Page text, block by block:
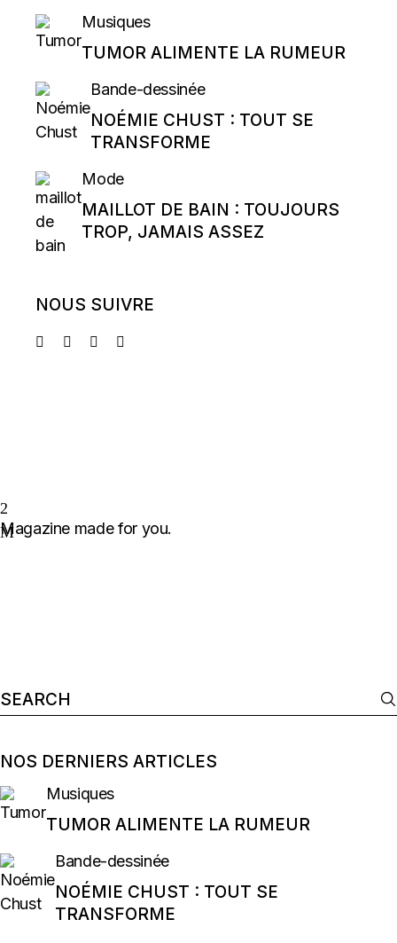
Musiques
TUMOR ALIMENTE LA RUMEUR
Bande-dessinée
NOÉMIE CHUST : TOUT SE
TRANSFORME
Mode
MAILLOT DE BAIN : TOUJOURS
TROP, JAMAIS ASSEZ
NOUS SUIVRE
Magazine made for you.
Search
for:
NOS DERNIERS ARTICLES
Musiques
TUMOR ALIMENTE LA RUMEUR
Bande-dessinée
NOÉMIE CHUST : TOUT SE
TRANSFORME